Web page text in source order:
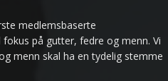
medlemsbaserte
på gutter, fedre og menn. Vi
menn skal ha en tydelig stemme